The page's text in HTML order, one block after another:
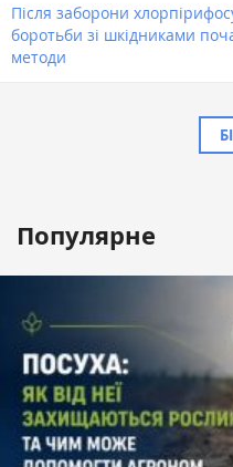
Після заборони
боротьби зі шкідниками
методи
Популярне